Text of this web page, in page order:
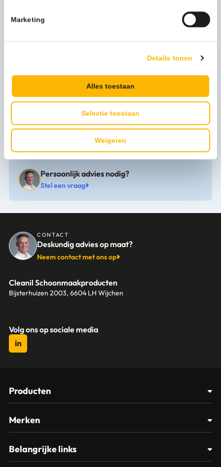
Marketing
Details tonen
Alles toestaan
Selectie toestaan
Weigeren
Artikel breedte mm 300
Artikel lengte mm 300
Persoonlijk advies nodig?
Stel een vraag
CONTACT
Deskundig advies op maat?
Neem contact met ons op
Cleanil Schoonmaakproducten
Bijsterhuizen 2003, 6604 LH Wijchen
Volg ons op sociale media
Producten
Glasbewassing
Materialen
Merken
Spectro
Belangrijke links